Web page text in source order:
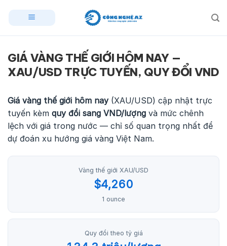
GIÁ VÀNG THẾ GIỚI HÔM NAY —
XAU/USD TRỰC TUYẾN, QUY ĐỔI VND
Giá vàng thế giới hôm nay(XAU/USD) cập nhật trực
tuyến kèm quy đổi sang VND/lượng và mức chênh
lệch với giá trong nước — chỉ số quan trọng nhất để
dự đoán xu hướng giá vàng Việt Nam.
Vàng thế giới XAU/USD
$4,260
1 ounce
Quy đổi theo tỷ giá